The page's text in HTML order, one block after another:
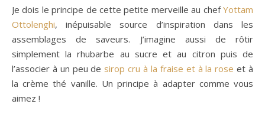
Je dois le principe de cette petite merveille au chefYottam
Ottolenghi, inépuisable source d’inspiration dans les
assemblages de saveurs. J’imagine aussi de rôtir
simplement la rhubarbe au sucre et au citron puis de
l’associer à un peu de sirop cru à la fraise et à la rose et à
la crème thé vanille. Un principe à adapter comme vous
aimez !